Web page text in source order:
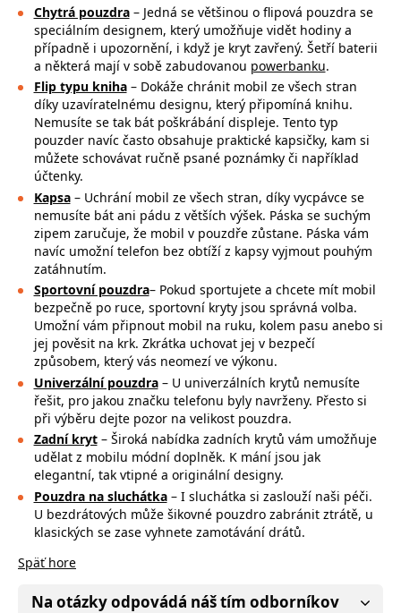
Chytrá pouzdra– Jedná se většinou o flipová pouzdra se
speciálním designem, který umožňuje vidět hodiny a
případně i upozornění, i když je kryt zavřený. Šetří baterii
a některá mají v sobě zabudovanou powerbanku.
Flip typu kniha– Dokáže chránit mobil ze všech stran
díky uzavíratelnému designu, který připomíná knihu.
Nemusíte se tak bát poškrábání displeje. Tento typ
pouzder navíc často obsahuje praktické kapsičky, kam si
můžete schovávat ručně psané poznámky či například
účtenky.
Kapsa– Uchrání mobil ze všech stran, díky vycpávce se
nemusíte bát ani pádu z větších výšek. Páska se suchým
zipem zaručuje, že mobil v pouzdře zůstane. Páska vám
navíc umožní telefon bez obtíží z kapsy vyjmout pouhým
zatáhnutím.
Sportovní pouzdra– Pokud sportujete a chcete mít mobil
bezpečně po ruce, sportovní kryty jsou správná volba.
Umožní vám připnout mobil na ruku, kolem pasu anebo si
jej pověsit na krk. Zkrátka uchovat jej v bezpečí
způsobem, který vás neomezí ve výkonu.
Univerzální pouzdra – U univerzálních krytů nemusíte
řešit, pro jakou značku telefonu byly navrženy. Přesto si
při výběru dejte pozor na velikost pouzdra.
Zadní kryt– Široká nabídka zadních krytů vám umožňuje
udělat z mobilu módní doplněk. K mání jsou jak
elegantní, tak vtipné a originální designy.
Pouzdra na sluchátka– I sluchátka si zaslouží naši péči.
U bezdrátových může šikovné pouzdro zabránit ztrátě, u
klasických se zase vyhnete zamotávání drátů.
Späť hore
Na otázky odpovádá náš tím odborníkov